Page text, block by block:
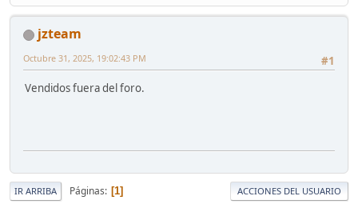
jzteam
#1
Octubre 31, 2025, 19:02:43 PM
Vendidos fuera del foro.
IR ARRIBA Páginas 1 ACCIONES DEL USUARIO